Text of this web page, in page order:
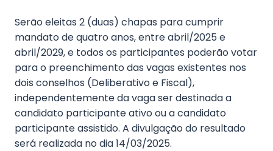
Serão eleitas 2 (duas) chapas para cumprir
mandato de quatro anos, entre abril/2025 e
abril/2029, e todos os participantes poderão votar
para o preenchimento das vagas existentes nos
dois conselhos (Deliberativo e Fiscal),
independentemente da vaga ser destinada a
candidato participante ativo ou a candidato
participante assistido. A divulgação do resultado
será realizada no dia 14/03/2025.